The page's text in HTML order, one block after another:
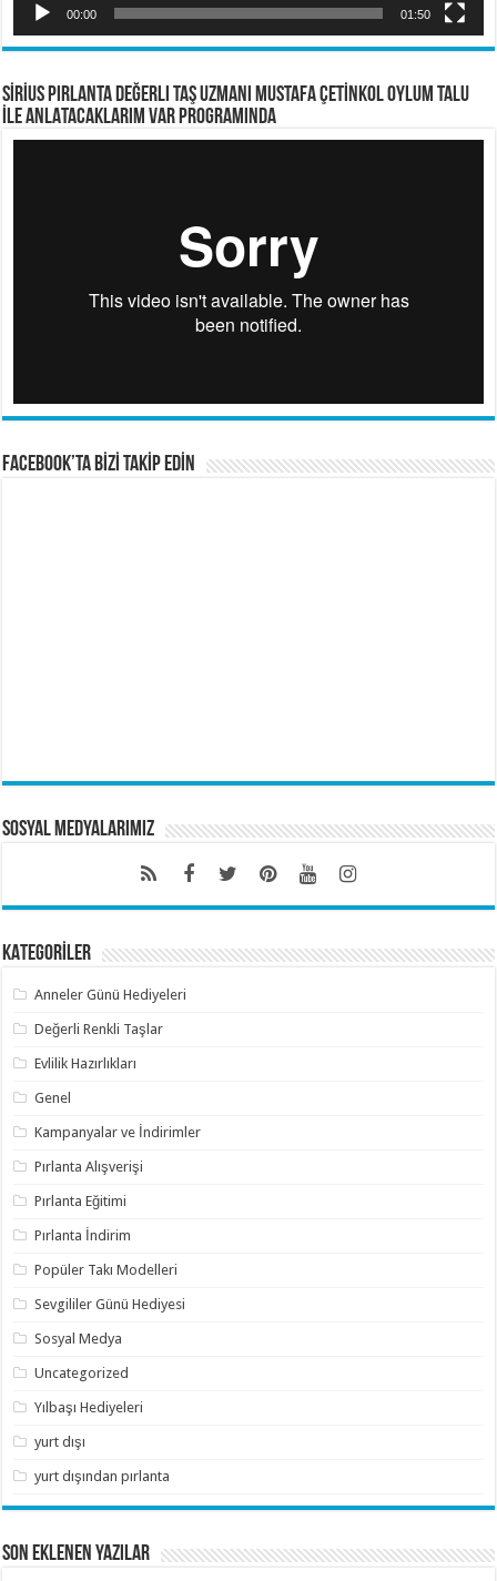
00:00 01:50
SİRİUS PIRLANTA Değerli Taş Uzmanı Mustafa ÇETİNKOL OYLUM TALU
İLE ANLATACAKLARIM VAR PROGRAMINDA
FACEBOOK’TA BİZİ TAKİP EDİN
Sosyal Medyalarımız
KATEGORİLER
Anneler Günü Hediyeleri
Değerli Renkli Taşlar
Evlilik Hazırlıkları
Genel
Kampanyalar ve İndirimler
Pırlanta Alışverişi
Pırlanta Eğitimi
Pırlanta İndirim
Popüler Takı Modelleri
Sevgililer Günü Hediyesi
Sosyal Medya
Uncategorized
Yılbaşı Hediyeleri
yurt dışı
yurt dışından pırlanta
SON EKLENEN YAZILAR